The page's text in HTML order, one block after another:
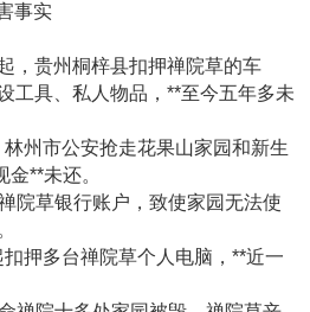
事实
，贵州桐梓县扣押禅院草的车
工具、私人物品，**至今五年多未
州市公安抢走花果山家园和新生
**未还。
院草银行账户，致使家园无法使
押多台禅院草个人电脑，**近一